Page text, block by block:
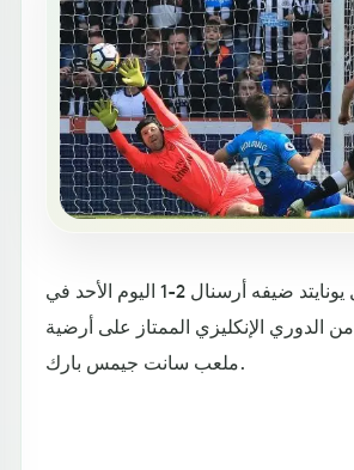
هزم نيوكاسل يونايتد ضيفه أرسنال 2-1 اليوم الأحد في
المرحلة 34 من الدوري الإنكليزي الممتاز على أرضية
ملعب سانت جيمس بارك.